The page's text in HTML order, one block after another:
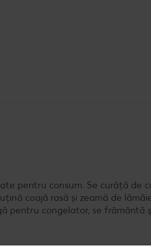
pentru consum. Se curăță de
coajă rasă și zeamă de
pentru congelator, se frâmântă